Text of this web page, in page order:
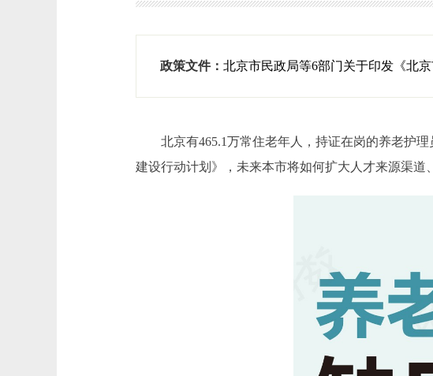
政策文件： 北京市民政局等6部门关于印发《北
北京有465.1万常住老年人，持证在岗的养老护理
建设行动计划》，未来本市将如何扩大人才来源渠道